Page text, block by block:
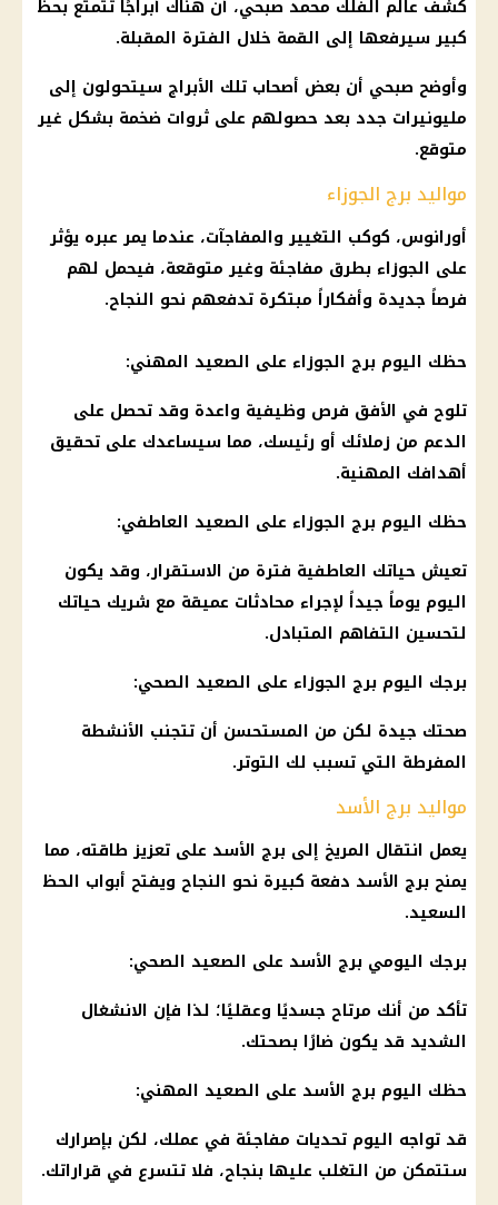
كشف عالم الفلك محمد صبحي، أن هناك أبراجًا تتمتع بحظ
كبير سيرفعها إلى القمة خلال الفترة المقبلة.
وأوضح صبحي أن بعض أصحاب تلك الأبراج سيتحولون إلى
مليونيرات جدد بعد حصولهم على ثروات ضخمة بشكل غير
متوقع.
مواليد برج الجوزاء
أورانوس، كوكب التغيير والمفاجآت، عندما يمر عبره يؤثر
على الجوزاء بطرق مفاجئة وغير متوقعة، فيحمل لهم
فرصاً جديدة وأفكاراً مبتكرة تدفعهم نحو النجاح.
حظك اليوم برج الجوزاء على الصعيد المهني:
تلوح في الأفق فرص وظيفية واعدة وقد تحصل على
الدعم من زملائك أو رئيسك، مما سيساعدك على تحقيق
أهدافك المهنية.
حظك اليوم برج الجوزاء على الصعيد العاطفي:
تعيش حياتك العاطفية فترة من الاستقرار، وقد يكون
اليوم يوماً جيداً لإجراء محادثات عميقة مع شريك حياتك
لتحسين التفاهم المتبادل.
برجك اليوم برج الجوزاء على الصعيد الصحي:
صحتك جيدة لكن من المستحسن أن تتجنب الأنشطة
المفرطة التي تسبب لك التوتر.
مواليد برج الأسد
يعمل انتقال المريخ إلى برج الأسد على تعزيز طاقته، مما
يمنح برج الأسد دفعة كبيرة نحو النجاح ويفتح أبواب الحظ
السعيد.
برجك اليومي برج الأسد على الصعيد الصحي:
تأكد من أنك مرتاح جسديًا وعقليًا؛ لذا فإن الانشغال
الشديد قد يكون ضارًا بصحتك.
حظك اليوم برج الأسد على الصعيد المهني:
قد تواجه اليوم تحديات مفاجئة في عملك، لكن بإصرارك
ستتمكن من التغلب عليها بنجاح، فلا تتسرع في قراراتك.